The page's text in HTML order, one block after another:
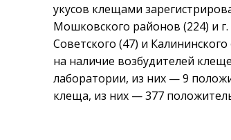
укусов клещами
Мошковского районов (224) и
Советского (47) и
на наличие возбудителей
лаборатории, из них — 9
клеща, из них —377